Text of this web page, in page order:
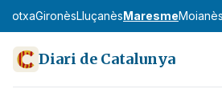
GironèsLluçanèsMaresmeMoianès
Diari de Catalunya